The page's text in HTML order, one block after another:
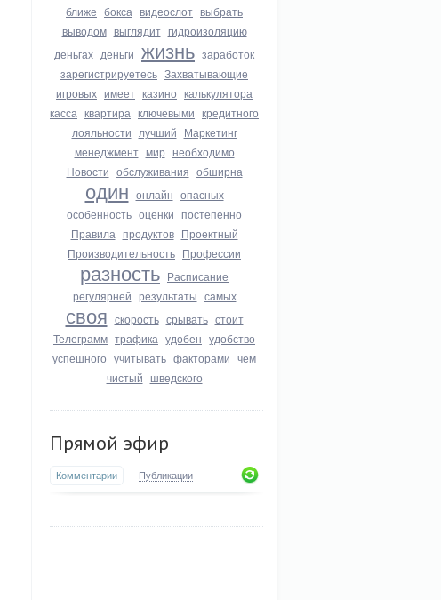
ближе бокса видеослот выбрать
выводом выглядит гидроизоляцию
деньгах деньги жизнь заработок
зарегистрируетесь Захватывающие
игровых имеет казино калькулятора
касса квартира ключевыми кредитного
лояльности лучший Маркетинг
менеджмент мир необходимо
Новости обслуживания обширна
один онлайн опасных
особенность оценки постепенно
Правила продуктов Проектный
Производительность Профессии
разность Расписание
регулярней результаты самых
своя скорость срывать стоит
Телеграмм трафика удобен удобство
успешного учитывать факторами чем
чистый шведского
Прямой эфир
Комментарии Публикации